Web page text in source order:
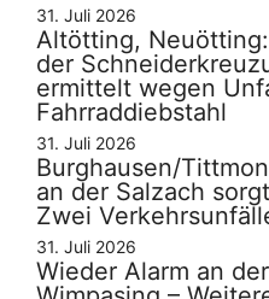
31. Juli 2026
Altötting,
der
ermittelt wegen
Fahrraddiebstahl
31. Juli 2026
Burghausen/
an der Salzach
Zwei
31. Juli 2026
Wieder Alarm an